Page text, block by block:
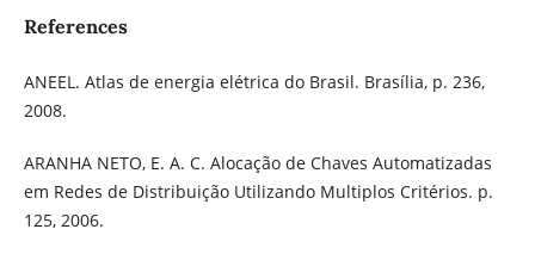
References
ANEEL. Atlas de energia elétrica do Brasil. Brasília, p. 236,
2008.
ARANHA NETO, E. A. C. Alocação de Chaves Automatizadas
em Redes de Distribuição Utilizando Multiplos Critérios. p.
125, 2006.